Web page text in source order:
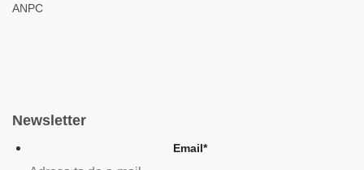
ANPC
Newsletter
Email*